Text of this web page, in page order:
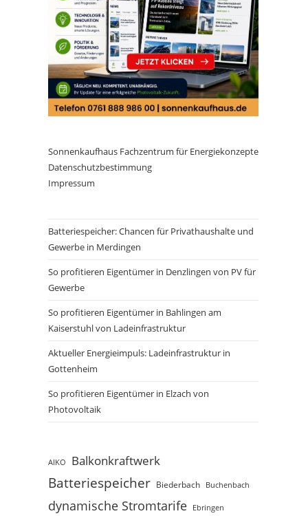
Sonnenkaufhaus Fachzentrum für Energiekonzepte
Datenschutzbestimmung
Impressum
Batteriespeicher: Chancen für Privathaushalte und
Gewerbe in Merdingen
So profitieren Eigentümer in Denzlingen von PV für
Gewerbe
So profitieren Eigentümer in Bahlingen am
Kaiserstuhl von Ladeinfrastruktur
Aktueller Energieimpuls: Ladeinfrastruktur in
Gottenheim
So profitieren Eigentümer in Elzach von
Photovoltaik
AIKO Balkonkraftwerk
Batteriespeicher Biederbach Buchenbach
dynamische Stromtarife Ebringen